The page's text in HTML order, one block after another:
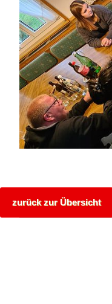
zurück zur Übersicht